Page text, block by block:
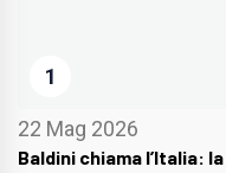
1
22 Mag 2026
Baldini chiama l’Italia: